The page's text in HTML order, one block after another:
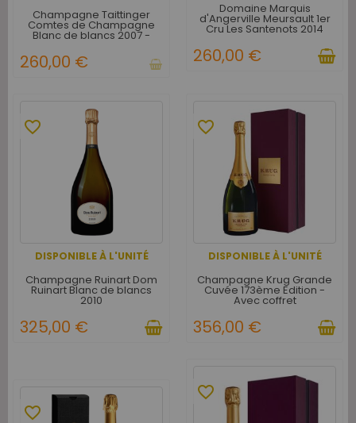
Champagne Taittinger
Comtes de Champagne
Blanc de blancs 2007 -
bouteilles
260,00 €
Domaine Marquis
d'Angerville Meursault 1er
Cru Les Santenots 2014
260,00 €
DISPONIBLE À L'UNITÉ
favorite_border
Champagne Ruinart Dom
Ruinart Blanc de blancs
2010
325,00 €
DISPONIBLE À L'UNITÉ
favorite_border
Champagne Krug Grande
Cuvée 173ème Edition -
Avec coffret
356,00 €
favorite_border
favorite_border